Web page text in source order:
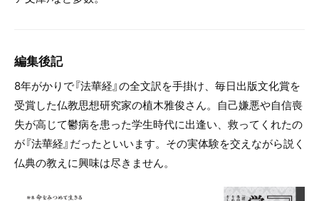
編集後記
8年がかりで『法華経』の全文訳を手掛け、毎日出版文化賞を
受賞した仏教思想研究家の植木雅俊さん。自己嫌悪や自信喪
失が高じて鬱病を患った学生時代に出逢い、救ってくれたの
が『法華経』だったといいます。その実体験を交えながら説く
仏典の教えに興味は尽きません。